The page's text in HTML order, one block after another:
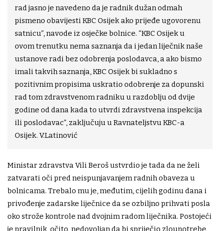
rad jasno je navedeno da je radnik dužan odmah
pismeno obavijesti KBC Osijek ako prijeđe ugovorenu
satnicu”, navode iz osječke bolnice. “KBC Osijek u
ovom trenutku nema saznanja da i jedan liječnik naše
ustanove radi bez odobrenja poslodavca, a ako bismo
imali takvih saznanja, KBC Osijek bi sukladno s
pozitivnim propisima uskratio odobrenje za dopunski
rad tom zdravstvenom radniku u razdoblju od dvije
godine od dana kada to utvrdi zdravstvena inspekcija
ili poslodavac”, zaključuju u Ravnateljstvu KBC-a
Osijek. V.Latinović
Ministar zdravstva Vili Beroš ustvrdio je tada da ne želi
zatvarati oči pred neispunjavanjem radnih obaveza u
bolnicama. Trebalo mu je, međutim, cijelih godinu dana i
privođenje zadarske liječnice da se ozbiljno prihvati posla
oko strože kontrole nad dvojnim radom liječnika. Postojeći
je pravilnik, očito, nedovoljan da bi spriječio zloupotrebe,